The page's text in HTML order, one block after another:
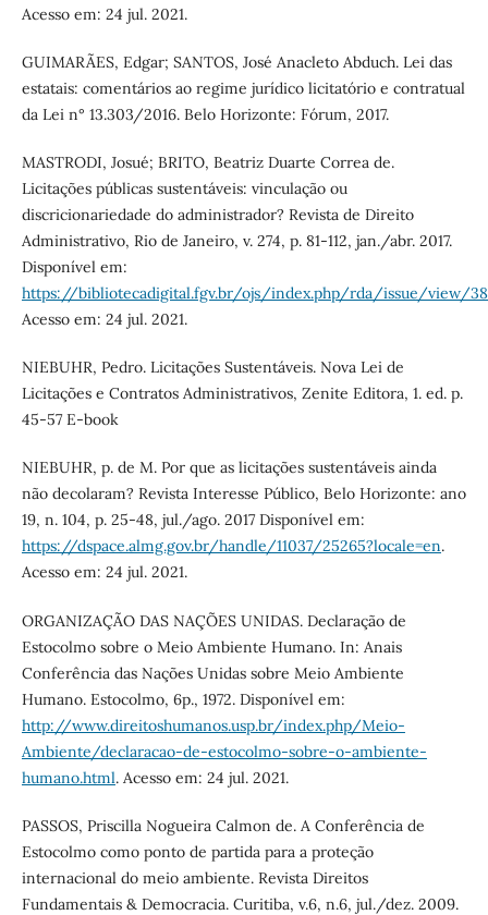
Acesso em: 24 jul. 2021.
GUIMARÃES, Edgar; SANTOS, José Anacleto Abduch. Lei das
estatais: comentários ao regime jurídico licitatório e contratual
da Lei n° 13.303/2016. Belo Horizonte: Fórum, 2017.
MASTRODI, Josué; BRITO, Beatriz Duarte Correa de.
Licitações públicas sustentáveis: vinculação ou
discricionariedade do administrador? Revista de Direito
Administrativo, Rio de Janeiro, v. 274, p. 81-112, jan./abr. 2017.
Disponível em:
https://bibliotecadigital.fgv.br/ojs/index.php/rda/issue/view/
Acesso em: 24 jul. 2021.
NIEBUHR, Pedro. Licitações Sustentáveis. Nova Lei de
Licitações e Contratos Administrativos, Zenite Editora, 1. ed. p.
45-57 E-book
NIEBUHR, p. de M. Por que as licitações sustentáveis ainda
não decolaram? Revista Interesse Público, Belo Horizonte: ano
19, n. 104, p. 25-48, jul./ago. 2017 Disponível em:
https://dspace.almg.gov.br/handle/11037/25265?locale=en.
Acesso em: 24 jul. 2021.
ORGANIZAÇÃO DAS NAÇÕES UNIDAS. Declaração de
Estocolmo sobre o Meio Ambiente Humano. In: Anais
Conferência das Nações Unidas sobre Meio Ambiente
Humano. Estocolmo, 6p., 1972. Disponível em:
http://www.direitoshumanos.usp.br/index.php/Meio-
Ambiente/declaracao-de-estocolmo-sobre-o-ambiente-
humano.html. Acesso em: 24 jul. 2021.
PASSOS, Priscilla Nogueira Calmon de. A Conferência de
Estocolmo como ponto de partida para a proteção
internacional do meio ambiente. Revista Direitos
Fundamentais & Democracia. Curitiba, v.6, n.6, jul./dez. 2009.